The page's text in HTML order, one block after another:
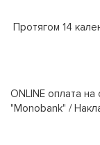
Протягом 14
ONLINE оплата на
"Monobank" /